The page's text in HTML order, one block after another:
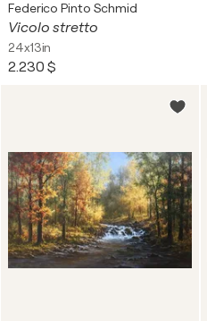
Federico Pinto Schmid
Vicolo stretto
24x13in
2.230 $